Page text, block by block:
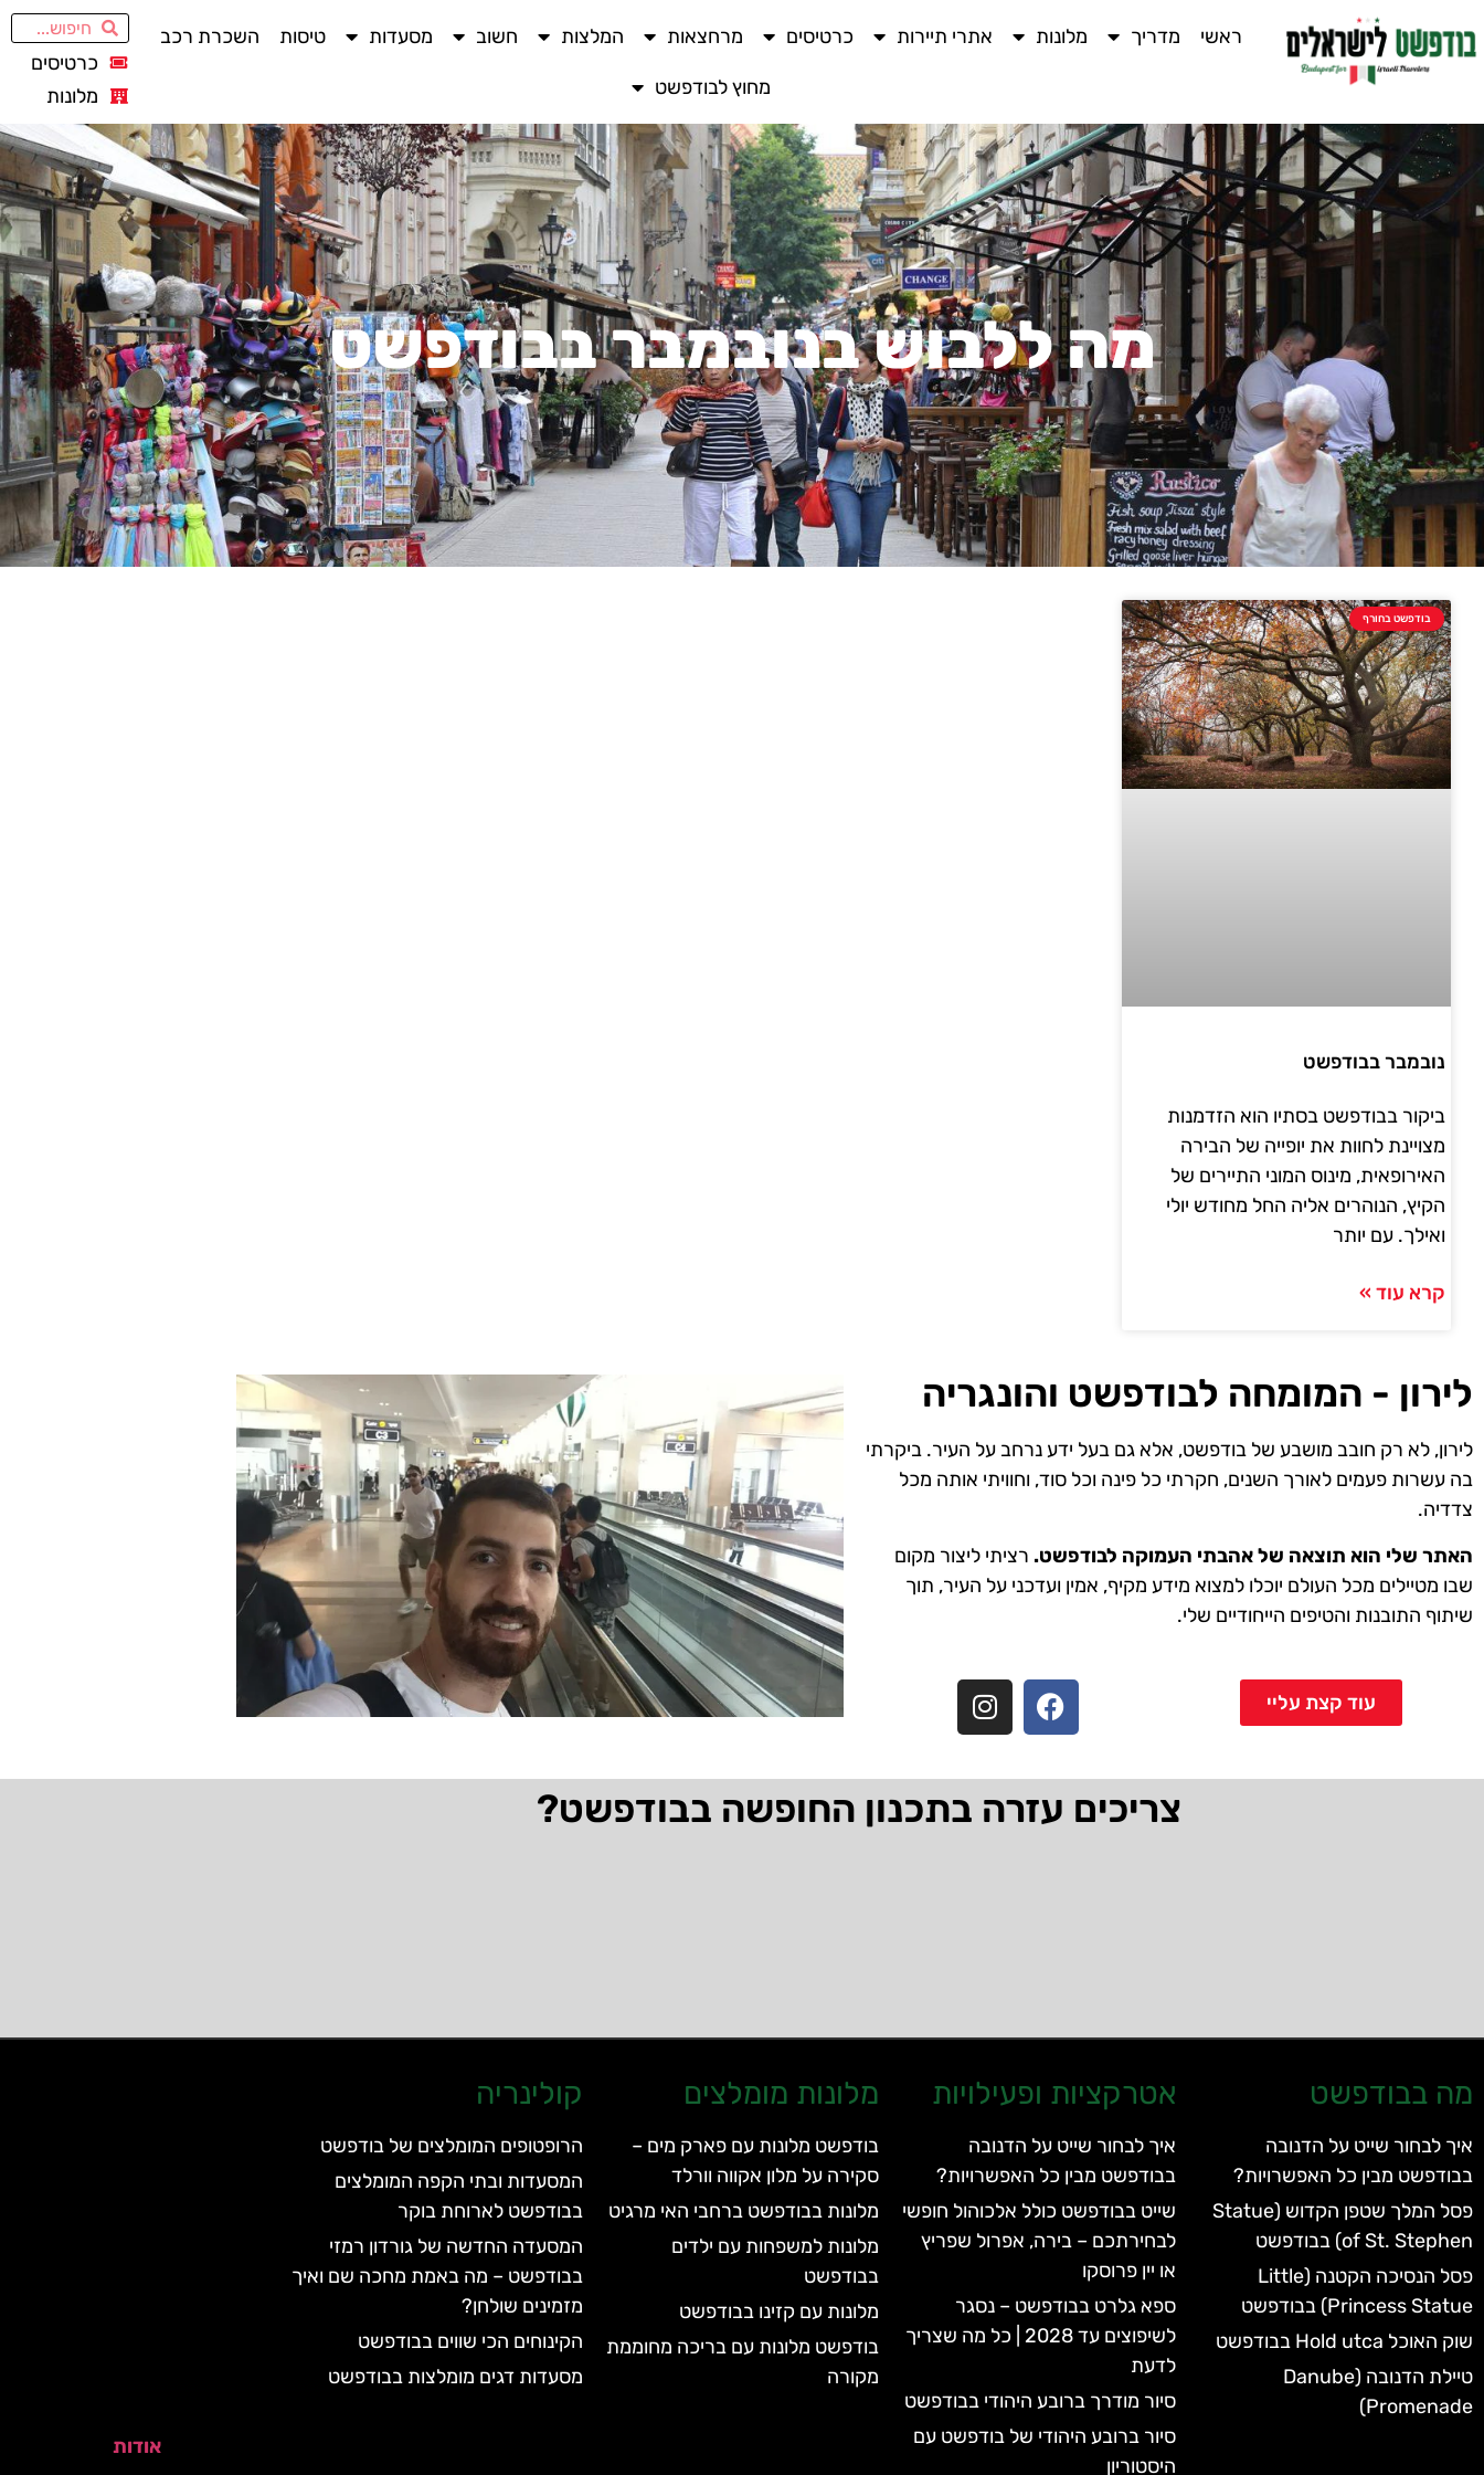
ראשי מדריך מלונות אתרי תיירות כרטיסים מרחצאות המלצות חשוב מסעדות טיסות השכרת רכב
מחוץ לבודפשט
כרטיסים
מלונות
מה ללבוש בנובמבר בבודפשט
בודפשט בחורף
נובמבר בבודפשט
ביקור בבודפשט בסתיו הוא הזדמנות
מצויינת לחוות את יופייה של הבירה
האירופאית, מינוס המוני התיירים של
הקיץ, הנוהרים אליה החל מחודש יולי
ואילך. עם יותר
קרא עוד »
לירון - המומחה לבודפשט והונגריה
לירון, לא רק חובב מושבע של בודפשט, אלא גם בעל ידע נרחב על העיר. ביקרתי
בה עשרות פעמים לאורך השנים, חקרתי כל פינה וכל סוד, וחוויתי אותה מכל
צדדיה.
האתר שלי הוא תוצאה של אהבתי העמוקה לבודפשט. רציתי ליצור מקום
שבו מטיילים מכל העולם יוכלו למצוא מידע מקיף, אמין ועדכני על העיר, תוך
שיתוף התובנות והטיפים הייחודיים שלי.
עוד קצת עליי
צריכים עזרה בתכנון החופשה בבודפשט?
מה בבודפשט
איך לבחור שייט על הדנובה
בבודפשט מבין כל האפשרויות?
פסל המלך שטפן הקדוש (Statue
of St. Stephen) בבודפשט
פסל הנסיכה הקטנה (Little
Princess Statue) בבודפשט
שוק האוכל Hold utca בבודפשט
טיילת הדנובה (Danube
Promenade)
אטרקציות ופעילויות
איך לבחור שייט על הדנובה
בבודפשט מבין כל האפשרויות?
שייט בבודפשט כולל אלכוהול חופשי
לבחירתכם – בירה, אפרול שפריץ
או יין פרוסקו
ספא גלרט בבודפשט – נסגר
לשיפוצים עד 2028 | כל מה שצריך
לדעת
סיור מודרך ברובע היהודי בבודפשט
סיור ברובע היהודי של בודפשט עם
היסטוריון
מלונות מומלצים
בודפשט מלונות עם פארק מים –
סקירה על מלון אקווה וורלד
מלונות בבודפשט ברחבי האי מרגיט
מלונות למשפחות עם ילדים
בבודפשט
מלונות עם קזינו בבודפשט
בודפשט מלונות עם בריכה מחוממת
מקורה
קולינריה
הרופטופים המומלצים של בודפשט
המסעדות ובתי הקפה המומלצים
בבודפשט לארוחת בוקר
המסעדה החדשה של גורדון רמזי
בבודפשט – מה באמת מחכה שם ואיך
מזמינים שולחן?
הקינוחים הכי שווים בבודפשט
מסעדות דגים מומלצות בבודפשט
אודות